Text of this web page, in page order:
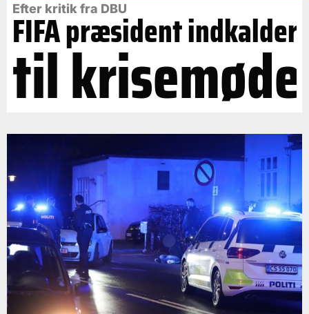
Efter kritik fra DBU
FIFA præsident indkalder
til krisemøde